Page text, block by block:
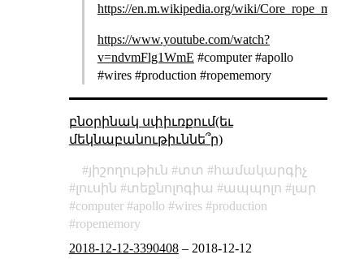
https://en.m.wikipedia.org/wiki/Core_rope_memory
https://www.youtube.com/watch?
v=ndvmFlg1WmE #computer #apollo
#wires #production #ropememory
բնօրինակ սփիւռքում(եւ
մեկնաբանութիւննե՞ր)
յիշողութիւն տտ
համակարգիչ
լուսին
տեքնոլոգիա ապպոլո
լար
computer
apollo wires
production
ropememory
2018-12-12-3390408– 2018-12-12